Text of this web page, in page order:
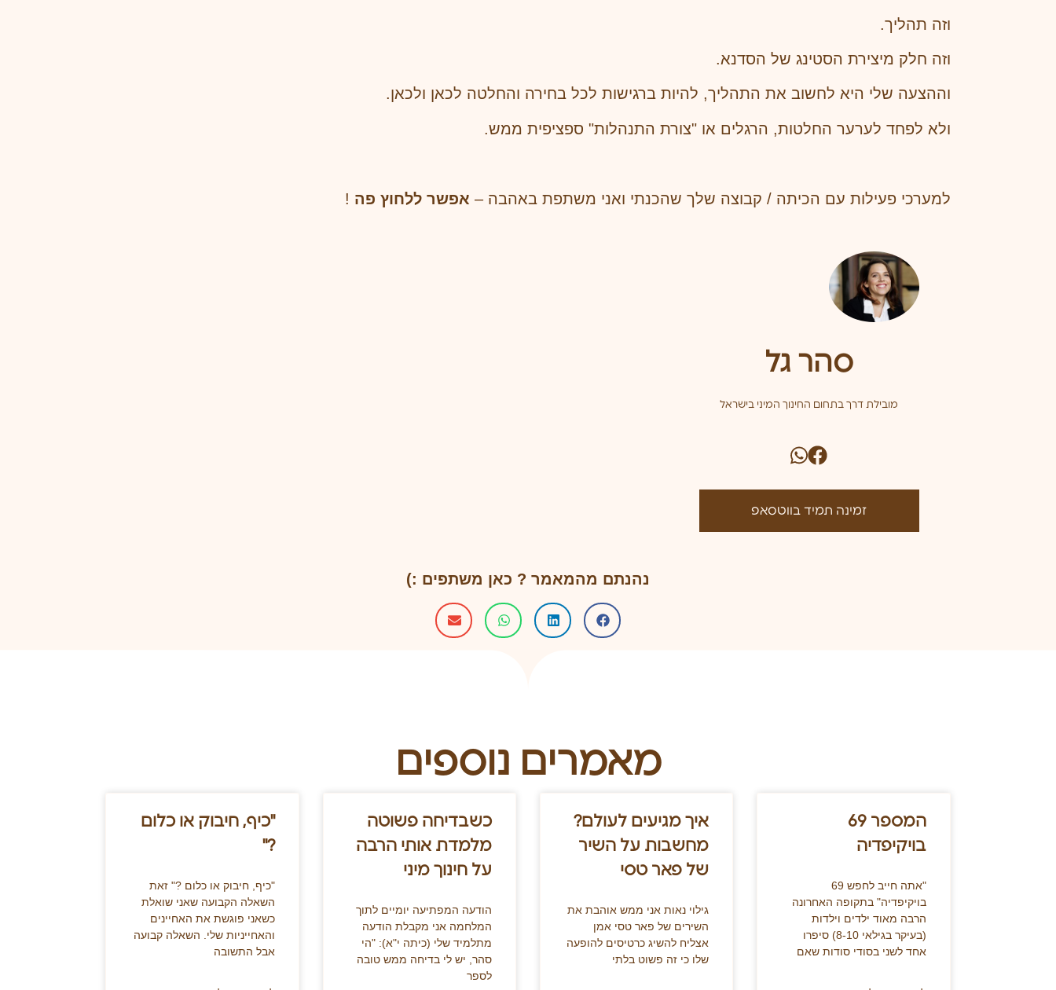
וזה תהליך.
וזה חלק מיצירת הסטינג של הסדנא.
וההצעה שלי היא לחשוב את התהליך, להיות ברגישות לכל בחירה והחלטה לכאן ולכאן.
ולא לפחד לערער החלטות, הרגלים או "צורת התנהלות" ספציפית ממש.
למערכי פעילות עם הכיתה / קבוצה שלך שהכנתי ואני משתפת באהבה – אפשר ללחוץ פה !
סהר גל
מובילת דרך בתחום החינוך המיני בישראל
זמינה תמיד בווטסאפ
נהנתם מהמאמר ? כאן משתפים :)
מאמרים נוספים
המספר 69
בויקיפדיה
"אתה חייב לחפש 69
בויקיפדיה" בתקופה האחרונה
הרבה מאוד ילדים וילדות
(בעיקר בגילאי 8-10) סיפרו
אחד לשני בסודי סודות שאם
איך מגיעים לעולם?
מחשבות על השיר
של פאר טסי
גילוי נאות אני ממש אוהבת את
השירים של פאר טסי אמן
אצליח להשיג כרטיסים להופעה
שלו כי זה פשוט בלתי
כשבדיחה פשוטה
מלמדת אותי הרבה
על חינוך מיני
הודעה המפתיעה יומיים לתוך
המלחמה אני מקבלת הודעה
מתלמיד שלי (כיתה י"א): "הי
סהר, יש לי בדיחה ממש טובה
לספר
"כיף, חיבוק או כלום
?"
"כיף, חיבוק או כלום ?" זאת
השאלה הקבועה שאני שואלת
כשאני פוגשת את האחיינים
והאחייניות שלי. השאלה קבועה
אבל התשובה